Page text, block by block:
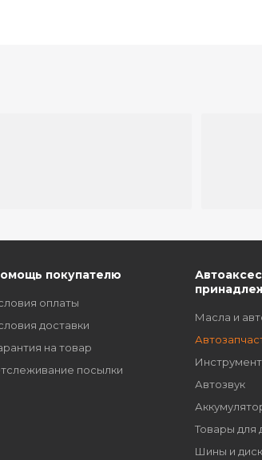
покупателю
оплаты
доставки
на товар
посылки
Масла и
Автозвук
Товары для
Шины и